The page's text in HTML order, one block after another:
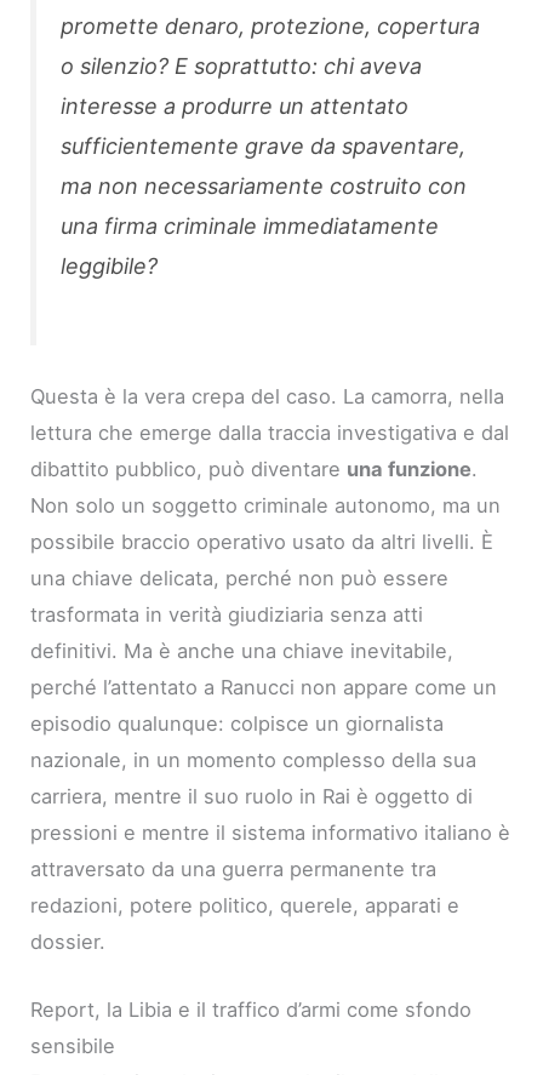
promette denaro, protezione, copertura
o silenzio? E soprattutto: chi aveva
interesse a produrre un attentato
sufficientemente grave da spaventare,
ma non necessariamente costruito con
una firma criminale immediatamente
leggibile?
Questa è la vera crepa del caso. La camorra, nella
lettura che emerge dalla traccia investigativa e dal
dibattito pubblico, può diventare una funzione.
Non solo un soggetto criminale autonomo, ma un
possibile braccio operativo usato da altri livelli. È
una chiave delicata, perché non può essere
trasformata in verità giudiziaria senza atti
definitivi. Ma è anche una chiave inevitabile,
perché l’attentato a Ranucci non appare come un
episodio qualunque: colpisce un giornalista
nazionale, in un momento complesso della sua
carriera, mentre il suo ruolo in Rai è oggetto di
pressioni e mentre il sistema informativo italiano è
attraversato da una guerra permanente tra
redazioni, potere politico, querele, apparati e
dossier.
Report, la Libia e il traffico d’armi come sfondo
sensibile